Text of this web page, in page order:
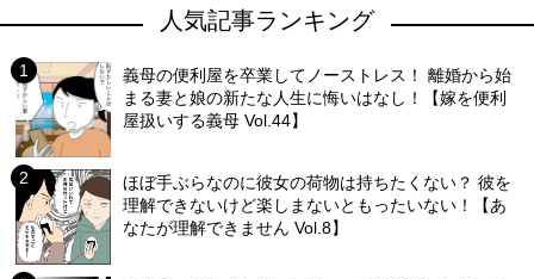
人気記事ランキング
義母の便利屋を卒業してノーストレス！ 離婚から始
まる妻と娘の新たな人生に悔いはなし！【嫁を便利
屋扱いする義母 Vol.44】
ほぼ手ぶらなのに彼女の荷物は持ちたくない？ 彼を
理解できないけど楽しまないともったいない！【あ
なたが理解できません Vol.8】